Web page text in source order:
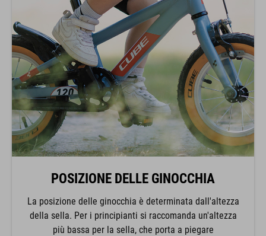
POSIZIONE DELLE GINOCCHIA
La posizione delle ginocchia è determinata dall'altezza
della sella. Per i principianti si raccomanda un'altezza
più bassa per la sella, che porta a piegare